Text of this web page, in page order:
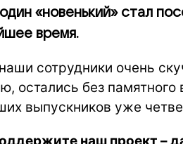
«новенький» стал
время.
сотрудники очень
остались без
выпускников уже